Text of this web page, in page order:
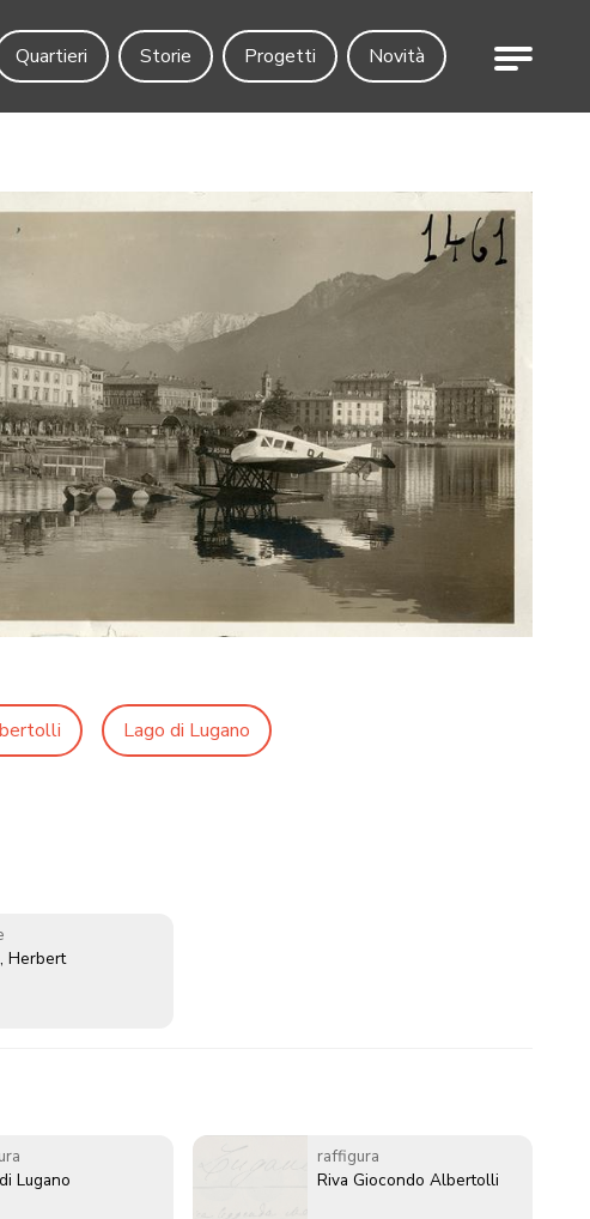
Quartieri Storie Progetti Novità Menu
Lago di Lugano
Herbert
Lugano
raffigura
Riva Giocondo Albertolli